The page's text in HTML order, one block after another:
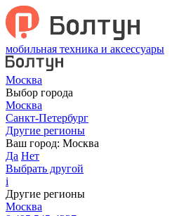
мобильная техника и аксессуары
Москва
Выбор города
Москва
Санкт-Петербург
Другие регионы
Ваш город: Москва
Да Нет
Выбрать другой
i
Другие регионы
Москва